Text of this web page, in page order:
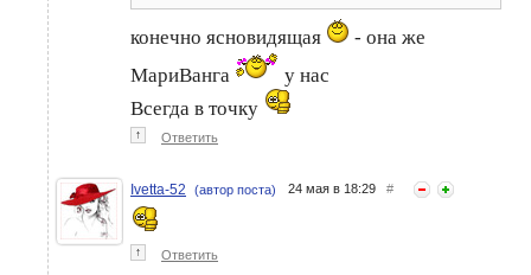
конечно ясновидящая
- она же
МариВанга
у нас
Всегда в точку
↑ Ответить
Ivetta-52 (автор поста) 24 мая в 18:29 #
↑ Ответить